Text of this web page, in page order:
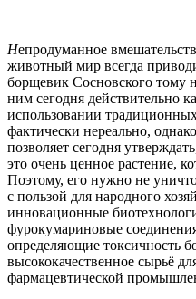
Непродуманное
животный мир всегда
борщевик Сосновского тому
ним сегодня действительно
использовании
фактически нереально,
позволяет сегодня
это очень ценное растение,
Поэтому, его нужно не
с пользой для народного
инновационные
фурокумариновые
определяющие токсичность
высококачественное сырьё
фармацевтической